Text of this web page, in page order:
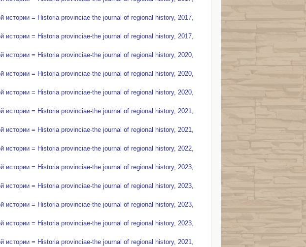
истории = Historia provinciae-the journal of regional history, 2017,
истории = Historia provinciae-the journal of regional history, 2017,
истории = Historia provinciae-the journal of regional history, 2020,
истории = Historia provinciae-the journal of regional history, 2020,
истории = Historia provinciae-the journal of regional history, 2020,
истории = Historia provinciae-the journal of regional history, 2021,
истории = Historia provinciae-the journal of regional history, 2021,
истории = Historia provinciae-the journal of regional history, 2022,
истории = Historia provinciae-the journal of regional history, 2023,
истории = Historia provinciae-the journal of regional history, 2023,
истории = Historia provinciae-the journal of regional history, 2023,
истории = Historia provinciae-the journal of regional history, 2023,
истории = Historia provinciae-the journal of regional history, 2021,